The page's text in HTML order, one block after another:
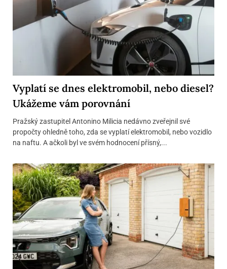
Vyplatí se dnes elektromobil, nebo diesel?
Ukážeme vám porovnání
Pražský zastupitel Antonino Milicia nedávno zveřejnil své
propočty ohledně toho, zda se vyplatí elektromobil, nebo vozidlo
na naftu. A ačkoli byl ve svém hodnocení přísný,...